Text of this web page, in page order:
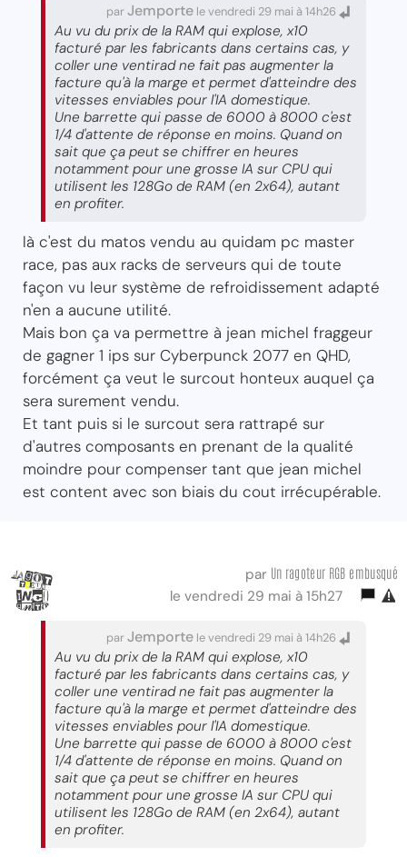
parJemporte le vendredi 29 mai à 14h26
Au vu du prix de la RAM qui explose, x10
facturé par les fabricants dans certains cas, y
coller une ventirad ne fait pas augmenter la
facture qu'à la marge et permet d'atteindre des
vitesses enviables pour l'IA domestique.
Une barrette qui passe de 6000 à 8000 c'est
1/4 d'attente de réponse en moins. Quand on
sait que ça peut se chiffrer en heures
notamment pour une grosse IA sur CPU qui
utilisent les 128Go de RAM (en 2x64), autant
en profiter.
là c'est du matos vendu au quidam pc master
race, pas aux racks de serveurs qui de toute
façon vu leur système de refroidissement adapté
n'en a aucune utilité.
Mais bon ça va permettre à jean michel fraggeur
de gagner 1 ips sur Cyberpunck 2077 en QHD,
forcément ça veut le surcout honteux auquel ça
sera surement vendu.
Et tant puis si le surcout sera rattrapé sur
d'autres composants en prenant de la qualité
moindre pour compenser tant que jean michel
est content avec son biais du cout irrécupérable.
par Un ragoteur RGB embusqué
le vendredi 29 mai à 15h27
parJemporte le vendredi 29 mai à 14h26
Au vu du prix de la RAM qui explose, x10
facturé par les fabricants dans certains cas, y
coller une ventirad ne fait pas augmenter la
facture qu'à la marge et permet d'atteindre des
vitesses enviables pour l'IA domestique.
Une barrette qui passe de 6000 à 8000 c'est
1/4 d'attente de réponse en moins. Quand on
sait que ça peut se chiffrer en heures
notamment pour une grosse IA sur CPU qui
utilisent les 128Go de RAM (en 2x64), autant
en profiter.